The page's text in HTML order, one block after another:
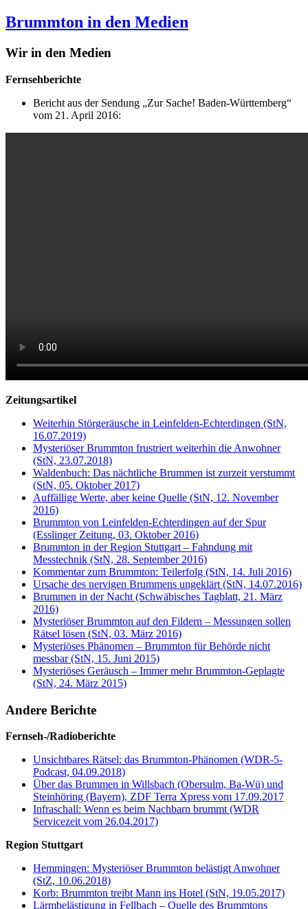
Brummton in den Medien
Wir in den Medien
Fernsehberichte
Bericht aus der Sendung „Zur Sache! Baden-Württemberg“
vom 21. April 2016:
Zeitungsartikel
Weiterhin Störgeräusche in Leinfelden-Echterdingen (StN,
16.07.2019)
Mysteriöser Brummton frustriert weiterhin die Anwohner
(StN, 23.07.2018)
Waldenbuch: Das nächtliche Brummen ist zurzeit verstummt
(StN, 05. Oktober 2017)
Auffällige Werte, aber keine Quelle (StN, 12. November
2016)
Brummton von Leinfelden-Echterdingen auf der Spur
(Esslinger Zeitung, 03. Oktober 2016)
Brummton in der Region Stuttgart – Fahndung mit
Messtechnik (StN, 28. September 2016)
Kommentar zum Brummton: Teilerfolg (StN, 14. Juli 2016)
Ursache des nervigen Brummens ungeklärt (StN, 14.07.2016)
Brummen in der Nacht (Schwäbisches Tagblatt, 21. März
2016)
Mysteriöser Brummton auf den Fildern – Messungen sollen
Rätsel lösen (StN, 03. März 2016)
Mysteriöses Phänomen – Brummton für Behörde nicht
messbar (StN, 15. Juni 2015)
Mysteriöses Geräusch – Immer mehr Brummton-Geplagte
(StN, 24. März 2015)
Andere Berichte
Fernseh-/Radioberichte
Unsichtbares Rätsel: das Brummton-Phänomen (WDR-5-
Podcast, 04.09.2018)
Über das Brummen in Willsbach (Obersulm, Ba-Wü) und
Steinhöring (Bayern), ZDF Terra Xpress vom 17.09.2017
Infraschall: Wenn es beim Nachbarn brummt (WDR
Servicezeit vom 26.04.2017)
Region Stuttgart
Hemmingen: Mysteriöser Brummton belästigt Anwohner
(StZ, 10.06.2018)
Korb: Brummton treibt Mann ins Hotel (StN, 19.05.2017)
Lärmbelästigung in Fellbach – Quelle des Brummtons